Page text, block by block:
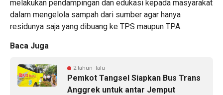
melakukan pendampingan dan edukasi kepada masyarakat
dalam mengelola sampah dari sumber agar hanya
residunya saja yang dibuang ke TPS maupun TPA.
Baca Juga
2 tahun lalu
Pemkot Tangsel Siapkan Bus Trans
Anggrek untuk antar Jemput